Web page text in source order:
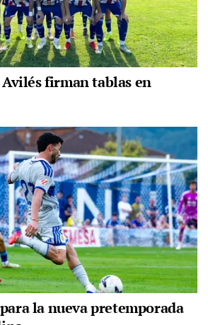
firman tablas en
la nueva pretemporada